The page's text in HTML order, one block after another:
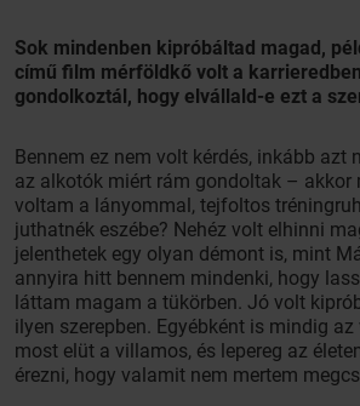
Sok mindenben kipróbáltad magad,
című film mérföldkő volt a
gondolkoztál, hogy elvállald-e ezt a
Bennem ez nem volt kérdés, inkább azt
az alkotók miért rám gondoltak – akkor
voltam a lányommal, tejfoltos
juthatnék eszébe? Nehéz volt elhinni
jelenthetek egy olyan démont is, mint
annyira hitt bennem mindenki, hogy
láttam magam a tükörben. Jó volt
ilyen szerepben. Egyébként is mindig az
most elüt a villamos, és lepereg az
érezni, hogy valamit nem mertem